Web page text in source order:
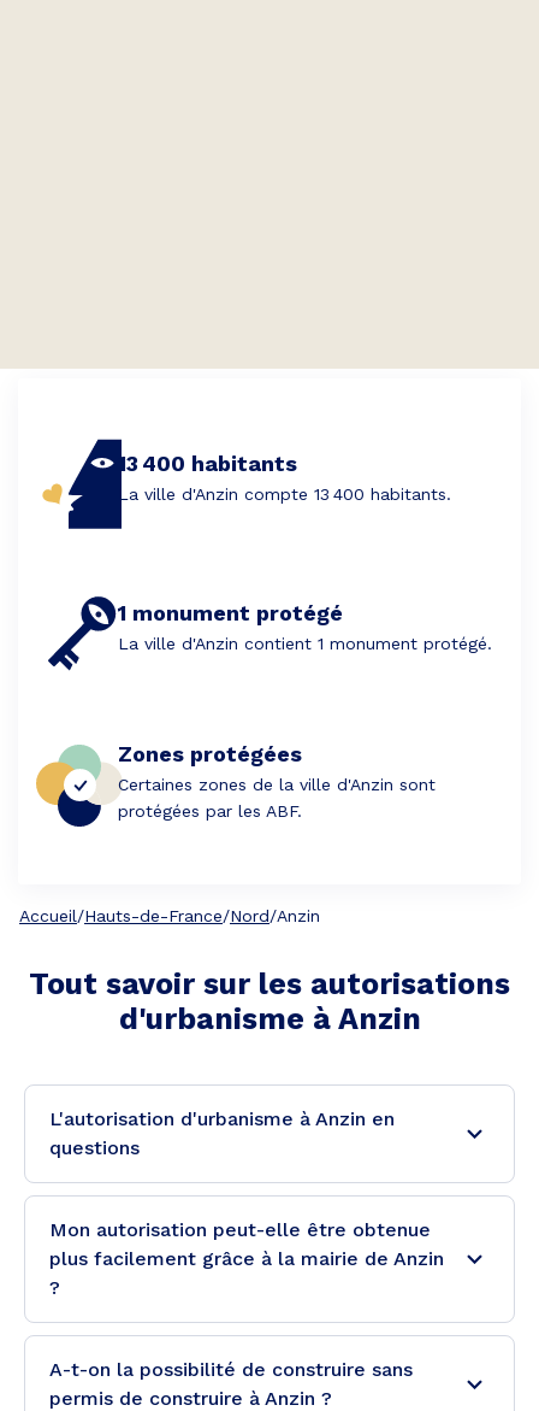
13 400 habitants
La ville d'Anzin compte 13 400 habitants.
1 monument protégé
La ville d'Anzin contient 1 monument protégé.
Zones protégées
Certaines zones de la ville d'Anzin sont
protégées par les ABF.
Accueil/Hauts-de-France/Nord/Anzin
Tout savoir sur les autorisations
d'urbanisme à Anzin
L'autorisation d'urbanisme à Anzin en
questions
Mon autorisation peut-elle être obtenue
plus facilement grâce à la mairie de Anzin
?
A-t-on la possibilité de construire sans
permis de construire à Anzin ?